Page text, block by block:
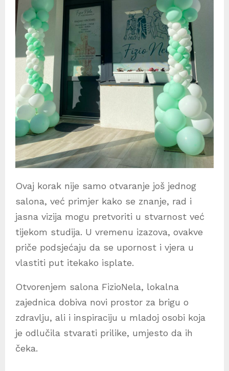
Ovaj korak nije samo otvaranje još jednog
salona, već primjer kako se znanje, rad i
jasna vizija mogu pretvoriti u stvarnost već
tijekom studija. U vremenu izazova, ovakve
priče podsjećaju da se upornost i vjera u
vlastiti put itekako isplate.
Otvorenjem salona FizioNela, lokalna
zajednica dobiva novi prostor za brigu o
zdravlju, ali i inspiraciju u mladoj osobi koja
je odlučila stvarati prilike, umjesto da ih
čeka.